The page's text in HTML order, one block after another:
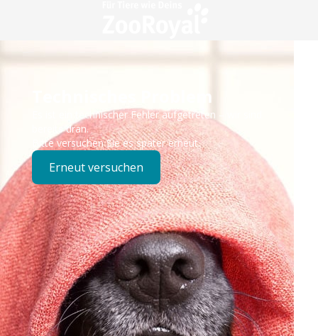
Technisches Problem
Es ist ein technischer Fehler aufgetreten – wir sind
bereits dran.
Bitte versuchen Sie es später erneut.
Erneut versuchen